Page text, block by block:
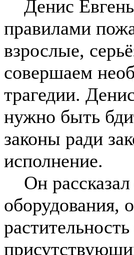
Денис
правилами
взрослые,
совершаем
трагедии.
нужно быть
законы ради
исполнение.
Он рассказал
оборудования,